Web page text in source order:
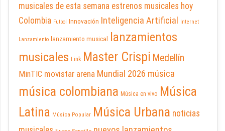
musicales de esta semana estrenos musicales hoy
Colombia Futbol Innovación Inteligencia Artificial Internet
Lanzamiento lanzamiento musical
lanzamientos
musicales Link Master Crispi Medellín
MinTIC movistar arena Mundial 2026 música
música colombiana Música en vivo Música
Latina Música Popular Música Urbana noticias